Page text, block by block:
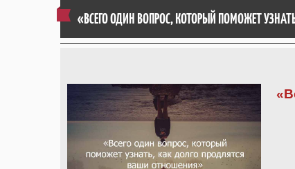
«ВСЕГО ОДИН ВОПРОС, КОТОРЫЙ ПОМОЖЕТ